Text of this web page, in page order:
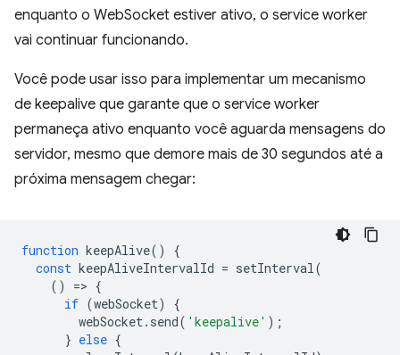
enquanto o WebSocket estiver ativo, o service worker
vai continuar funcionando.
Você pode usar isso para implementar um mecanismo
de keepalive que garante que o service worker
permaneça ativo enquanto você aguarda mensagens do
servidor, mesmo que demore mais de 30 segundos até a
próxima mensagem chegar:
function keepAlive()
{
const keepAliveIntervalId = setInterval(
()
=> {
if (webSocket)
{
webSocket. send( 'keepalive' );
} else {